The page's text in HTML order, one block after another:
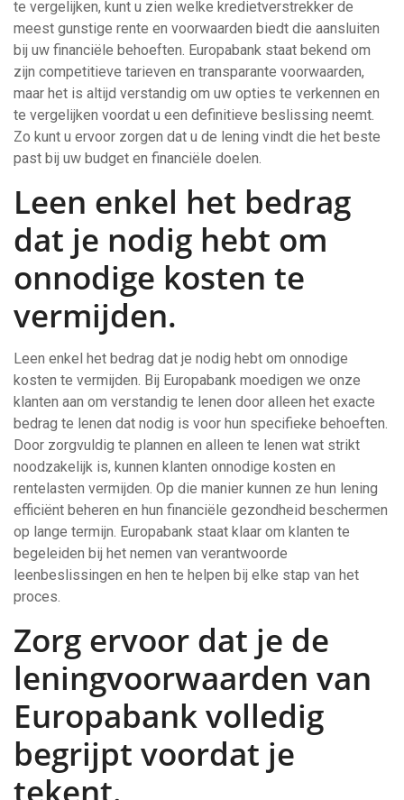
te vergelijken, kunt u zien welke kredietverstrekker de
meest gunstige rente en voorwaarden biedt die aansluiten
bij uw financiële behoeften. Europabank staat bekend om
zijn competitieve tarieven en transparante voorwaarden,
maar het is altijd verstandig om uw opties te verkennen en
te vergelijken voordat u een definitieve beslissing neemt.
Zo kunt u ervoor zorgen dat u de lening vindt die het beste
past bij uw budget en financiële doelen.
Leen enkel het bedrag
dat je nodig hebt om
onnodige kosten te
vermijden.
Leen enkel het bedrag dat je nodig hebt om onnodige
kosten te vermijden. Bij Europabank moedigen we onze
klanten aan om verstandig te lenen door alleen het exacte
bedrag te lenen dat nodig is voor hun specifieke behoeften.
Door zorgvuldig te plannen en alleen te lenen wat strikt
noodzakelijk is, kunnen klanten onnodige kosten en
rentelasten vermijden. Op die manier kunnen ze hun lening
efficiënt beheren en hun financiële gezondheid beschermen
op lange termijn. Europabank staat klaar om klanten te
begeleiden bij het nemen van verantwoorde
leenbeslissingen en hen te helpen bij elke stap van het
proces.
Zorg ervoor dat je de
leningvoorwaarden van
Europabank volledig
begrijpt voordat je
tekent.